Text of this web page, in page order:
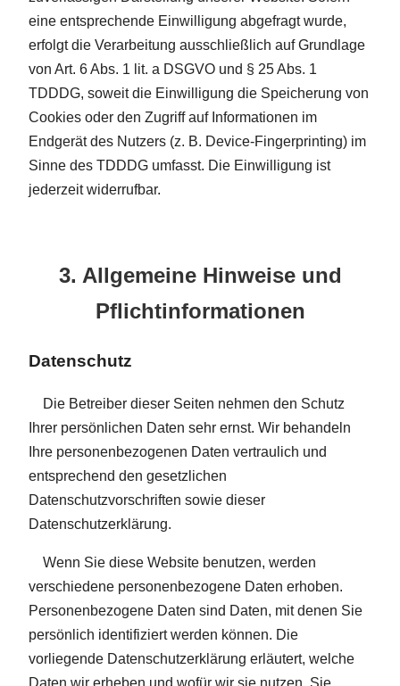
eine entsprechende Einwilligung abgefragt wurde,
erfolgt die Verarbeitung ausschließlich auf Grundlage
von Art. 6 Abs. 1 lit. a DSGVO und § 25 Abs. 1
TDDDG, soweit die Einwilligung die Speicherung von
Cookies oder den Zugriff auf Informationen im
Endgerät des Nutzers (z. B. Device-Fingerprinting) im
Sinne des TDDDG umfasst. Die Einwilligung ist
jederzeit widerrufbar.
3. Allgemeine Hinweise und
Pflicht­informationen
Datenschutz
Die Betreiber dieser Seiten nehmen den Schutz
Ihrer persönlichen Daten sehr ernst. Wir behandeln
Ihre personenbezogenen Daten vertraulich und
entsprechend den gesetzlichen
Datenschutzvorschriften sowie dieser
Datenschutzerklärung.
Wenn Sie diese Website benutzen, werden
verschiedene personenbezogene Daten erhoben.
Personenbezogene Daten sind Daten, mit denen Sie
persönlich identifiziert werden können. Die
vorliegende Datenschutzerklärung erläutert, welche
Daten wir erheben und wofür wir sie nutzen. Sie